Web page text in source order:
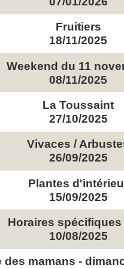
Fruitiers
18/11/2025
Weekend du 11
08/11/2025
La Toussaint
27/10/2025
Vivaces /
26/09/2025
Plantes
15/09/2025
Horaires
10/08/2025
des mamans -